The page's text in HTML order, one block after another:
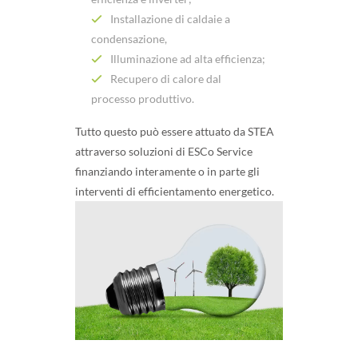
Installazione di caldaie a
condensazione,
Illuminazione ad alta efficienza;
Recupero di calore dal
processo produttivo.
Tutto questo può essere attuato da STEA
attraverso soluzioni di ESCo Service
finanziando interamente o in parte gli
interventi di efficientamento energetico.